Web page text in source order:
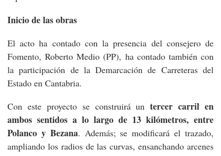
Inicio de las obras
El acto ha contado con la presencia del consejero de
Fomento, Roberto Medio (PP), ha contado también con
la participación de la Demarcación de Carreteras del
Estado en Cantabria.
Con este proyecto se construirá untercer carril en
ambos sentidos a lo largo de 13 kilómetros, entre
Polanco y Bezana. Además; se modificará el trazado,
ampliando los radios de las curvas, ensanchando arcenes